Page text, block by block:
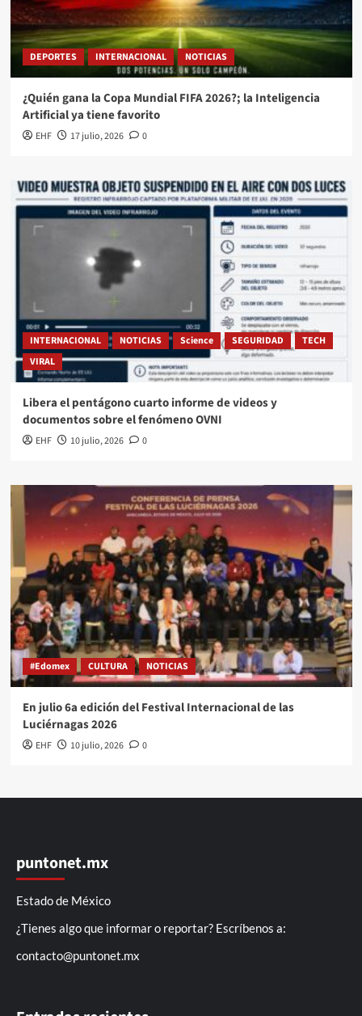
DEPORTES INTERNACIONAL NOTICIAS
¿Quién gana la Copa Mundial FIFA 2026?; la Inteligencia
Artificial ya tiene favorito
EHF 17 julio, 2026 0
INTERNACIONAL NOTICIAS Science SEGURIDAD
TECH
VIRAL
Libera el pentágono cuarto informe de videos y
documentos sobre el fenómeno OVNI
EHF 10 julio, 2026 0
#Edomex CULTURA NOTICIAS
En julio 6a edición del Festival Internacional de las
Luciérnagas 2026
EHF 10 julio, 2026 0
puntonet.mx
Estado de México
¿Tienes algo que informar o reportar? Escríbenos a:
contacto@puntonet.mx